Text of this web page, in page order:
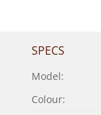
SPECS
Model:
Colour: